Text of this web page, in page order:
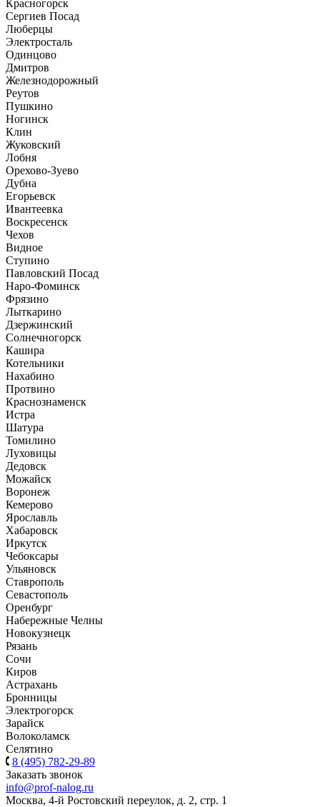
Красногорск
Сергиев Посад
Люберцы
Электросталь
Одинцово
Дмитров
Железнодорожный
Реутов
Пушкино
Ногинск
Клин
Жуковский
Лобня
Орехово-Зуево
Дубна
Егорьевск
Ивантеевка
Воскресенск
Чехов
Видное
Ступино
Павловский Посад
Наро-Фоминск
Фрязино
Лыткарино
Дзержинский
Солнечногорск
Кашира
Котельники
Нахабино
Протвино
Краснознаменск
Истра
Шатура
Томилино
Луховицы
Дедовск
Можайск
Воронеж
Кемерово
Ярославль
Хабаровск
Иркутск
Чебоксары
Ульяновск
Ставрополь
Севастополь
Оренбург
Набережные Челны
Новокузнецк
Рязань
Сочи
Киров
Астрахань
Бронницы
Электрогорск
Зарайск
Волоколамск
Селятино
8 (495) 782-29-89
Заказать звонок
info@prof-nalog.ru
Москва, 4-й Ростовский переулок, д. 2, стр. 1